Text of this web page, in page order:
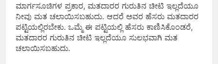
ಮಾರ್ಗಸೂಚಿಗಳ ಪ್ರಕಾರ, ಮತದಾರರ ಗುರುತಿನ ಚೀಟಿ ಇಲ್ಲದೆಯೂ
ನೀವು ಮತ ಚಲಾಯಿಸಬಹುದು. ಆದರೆ ಅವರ ಹೆಸರು ಮತದಾರರ
ಪಟ್ಟಿಯಲ್ಲಿರಬೇಕು. ಒಮ್ಮೆ ಈ ಪಟ್ಟಿಯಲ್ಲಿ ಹೆಸರು ಕಾಣಿಸಿಕೊಂಡರೆ,
ಮತದಾರರ ಗುರುತಿನ ಚೀಟಿ ಇಲ್ಲದೆಯೂ ಸುಲಭವಾಗಿ ಮತ
ಚಲಾಯಿಸಬಹುದು.